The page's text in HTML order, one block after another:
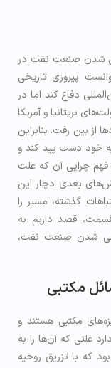
شدن صنعت نفت در
پیروزی تاریخی
دفاع کند اما در
و دولت‌های بریتانیا و آمریکا
از بین رفت. بنابراین
خود دست پید کند و
فهم چرایی آن که علت
بعدی دچار این
گذشته، مسیر را
قصد داریم به
شدن صنعت نفت،
مکتبی هستند و
علتی که آن‌ها را به
که با تزریق روحیه